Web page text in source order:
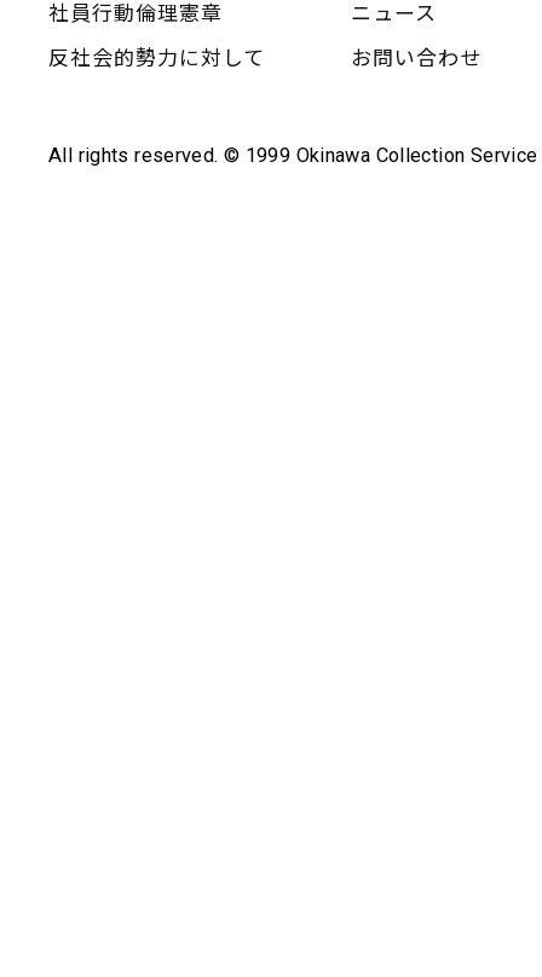
社員行動倫理憲章
反社会的勢力に対して
ニュース
お問い合わせ
All rights reserved. © 1999 Okinawa Collection Service